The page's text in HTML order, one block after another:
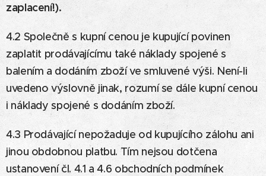
zaplacení!).
4.2 Společně s kupní cenou je kupující povinen
zaplatit prodávajícímu také náklady spojené s
balením a dodáním zboží ve smluvené výši. Není-li
uvedeno výslovně jinak, rozumí se dále kupní cenou
i náklady spojené s dodáním zboží.
4.3 Prodávající nepožaduje od kupujícího zálohu ani
jinou obdobnou platbu. Tím nejsou dotčena
ustanovení čl. 4.1 a 4.6 obchodních podmínek